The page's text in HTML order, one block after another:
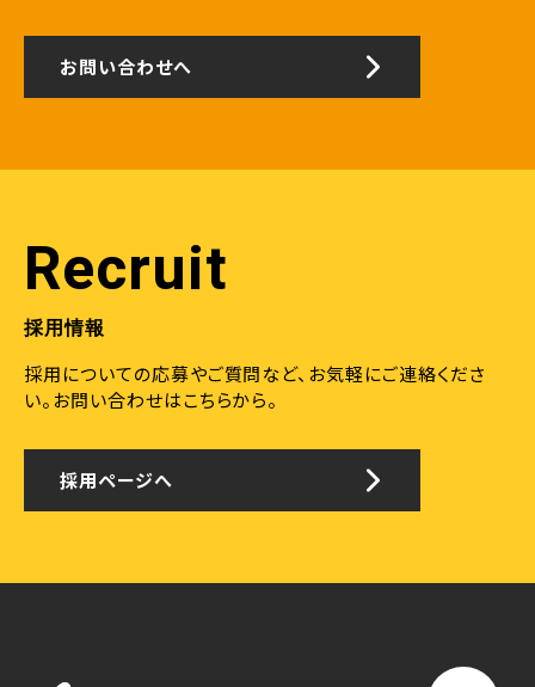
お問い合わせへ
Recruit
採用情報
採用についての応募やご質問など、お気軽にご連絡くださ
い。 お問い合わせはこちらから。
採用ページへ